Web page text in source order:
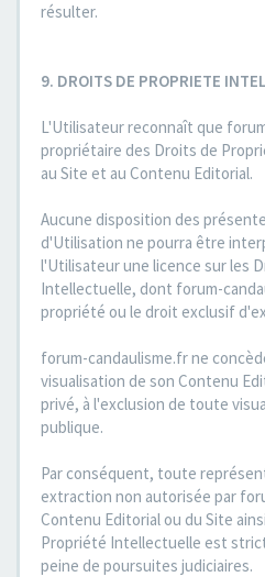
résulter.
9. DROITS DE PROPRIETE
L'Utilisateur reconnaît que
propriétaire des Droits de
au Site et au Contenu Editorial.
Aucune disposition des
d'Utilisation ne pourra être
l'Utilisateur une licence sur les
Intellectuelle, dont forum-
propriété ou le droit exclusif
forum-candaulisme.fr ne
visualisation de son Contenu
privé, à l'exclusion de toute
publique.
Par conséquent, toute
extraction non autorisée par
Contenu Editorial ou du Site
Propriété Intellectuelle est
peine de poursuites judiciaires.